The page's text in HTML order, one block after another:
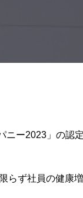
ー2023」の認定
らず社員の健康